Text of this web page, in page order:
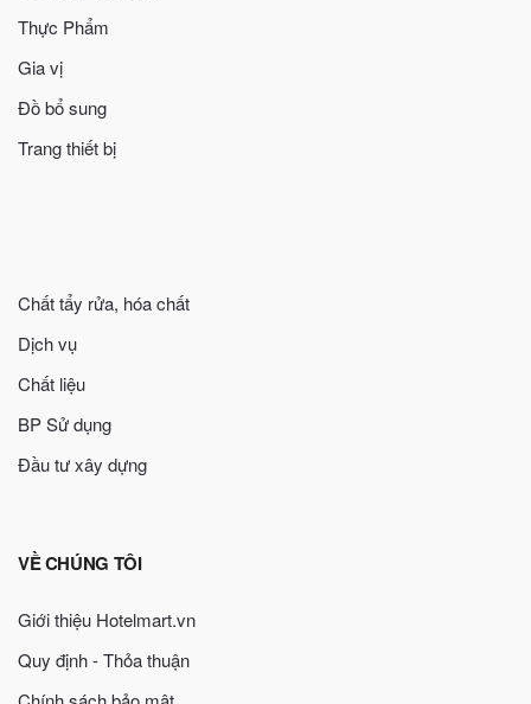
Thực Phẩm
Gia vị
Đồ bổ sung
Trang thiết bị
Chất tẩy rửa, hóa chất
Dịch vụ
Chất liệu
BP Sử dụng
Đầu tư xây dựng
VỀ CHÚNG TÔI
Giới thiệu Hotelmart.vn
Quy định - Thỏa thuận